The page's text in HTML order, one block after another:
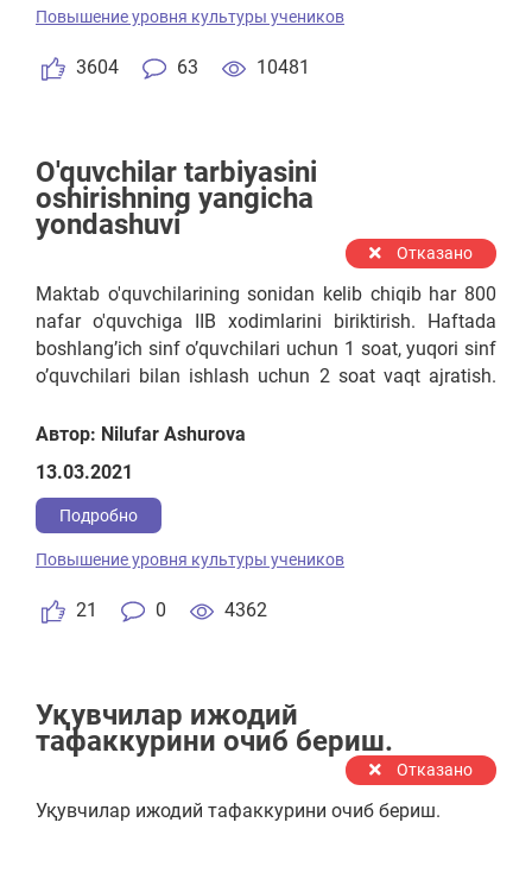
3604 63 10481
Повышение уровня культуры учеников
O'quvchilar tarbiyasini
oshirishning yangicha
yondashuvi
Отказано
Maktab o'quvchilarining sonidan kelib chiqib har 800
nafar o'quvchiga IIB xodimlarini biriktirish. Haftada
boshlang’ich sinf o’quvchilari uchun 1 soat, yuqori sinf
o’quvchilari bilan ishlash uchun 2 soat vaqt ajratish.
4 soat targ’ibot - tashviqot ishlarini olib borish.
Автор: Nilufar Ashurova
13.03.2021
Подробно
21 0 4362
Повышение уровня культуры учеников
Уқувчилар ижодий
тафаккурини очиб бериш.
Отказано
Уқувчилар ижодий тафаккурини очиб бериш.